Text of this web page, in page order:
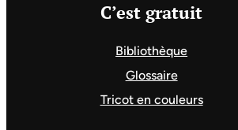
C’est gratuit
Bibliothèque
Glossaire
Tricot en couleurs